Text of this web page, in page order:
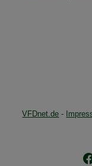
VFDnet.de -